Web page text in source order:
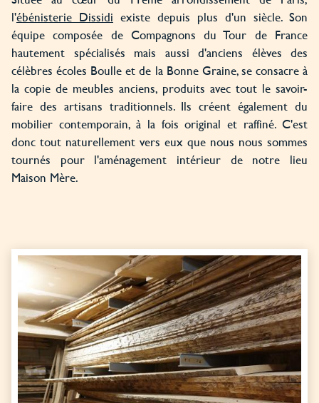
l'ébénisterie Dissidi existe depuis plus d'un siècle. Son
équipe composée de Compagnons du Tour de France
hautement spécialisés mais aussi d'anciens élèves des
célèbres écoles Boulle et de la Bonne Graine, se consacre à
la copie de meubles anciens, produits avec tout le savoir-
faire des artisans traditionnels. Ils créent également du
mobilier contemporain, à la fois original et raffiné. C'est
donc tout naturellement vers eux que nous nous sommes
tournés pour l'aménagement intérieur de notre lieu
Maison Mère.